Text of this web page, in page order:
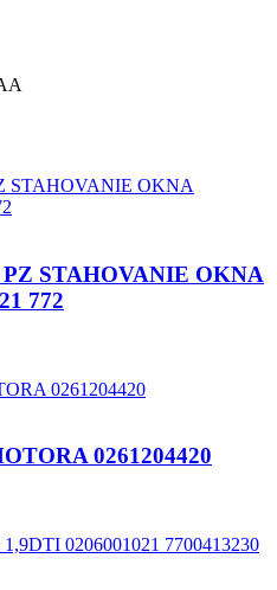
STAHOVANIE OKNA
772
0261204420